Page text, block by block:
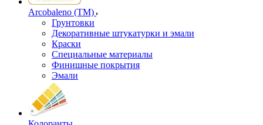
Arcobaleno (ТМ)
Грунтовки
Декоративные штукатурки и эмали
Краски
Специальные материалы
Финишные покрытия
Эмали